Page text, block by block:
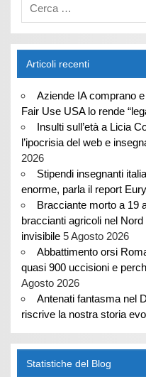
Articoli recenti
Aziende IA comprano
Fair Use USA lo rende
Insulti sull’età a Licia
l’ipocrisia del web e
2026
Stipendi insegnanti
enorme, parla il report
Bracciante morto a 19
braccianti agricoli nel
invisibile 5 Agosto 2026
Abbattimento orsi
quasi 900 uccisioni e
Agosto 2026
Antenati fantasma nel
riscrive la nostra storia
Statistiche del Blog